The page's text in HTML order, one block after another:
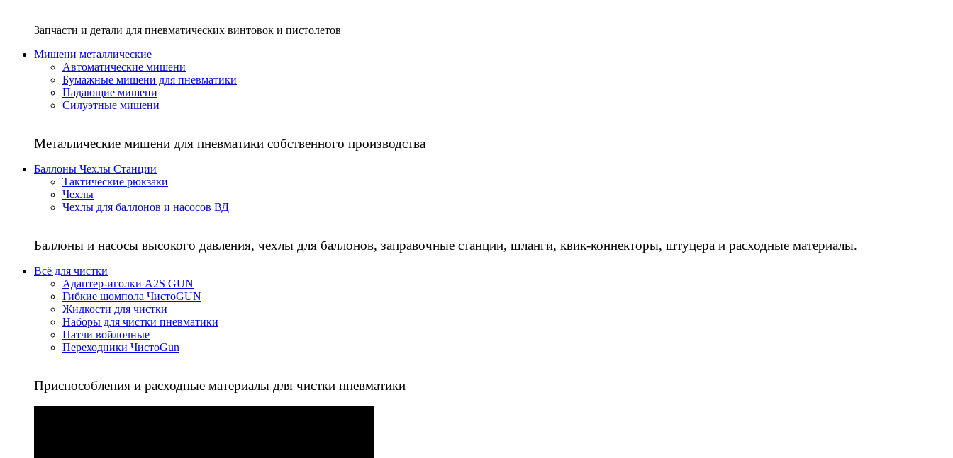
Запчасти и детали для пневматических винтовок и пистолетов
Мишени металлические
Автоматические мишени
Бумажные мишени для пневматики
Падающие мишени
Силуэтные мишени
Металлические мишени для пневматики собственного производства
Баллоны Чехлы Станции
Тактические рюкзаки
Чехлы
Чехлы для баллонов и насосов ВД
Баллоны и насосы высокого давления, чехлы для баллонов, заправочные станции, шланги, квик-коннекторы, штуцера и расходные материалы.
Всё для чистки
Адаптер-иголки A2S GUN
Гибкие шомпола ЧистоGUN
Жидкости для чистки
Наборы для чистки пневматики
Патчи войлочные
Переходники ЧистоGun
Приспособления и расходные материалы для чистки пневматики